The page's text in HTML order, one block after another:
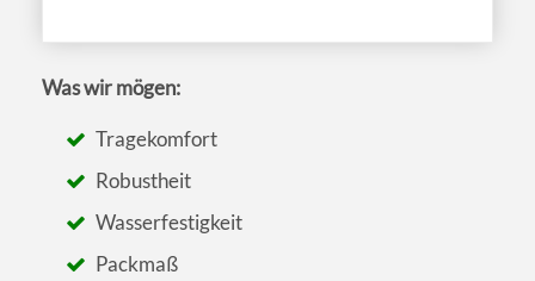
Was wir mögen:
Tragekomfort
Robustheit
Wasserfestigkeit
Packmaß